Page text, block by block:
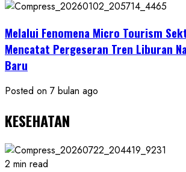
Melalui Fenomena Micro Tourism
Mencatat Pergeseran Tren Liburan
Baru
Posted on 7 bulan ago
KESEHATAN
2 min read